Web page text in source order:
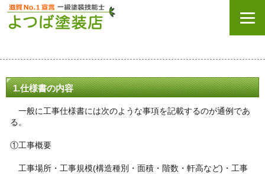
1.仕様書の内容
一般に工事仕様書には次のような事項を記載するのが通例であ
る。
①工事概要
工事場所・工事規模(構造種別・面積・階数・軒高など)・工事